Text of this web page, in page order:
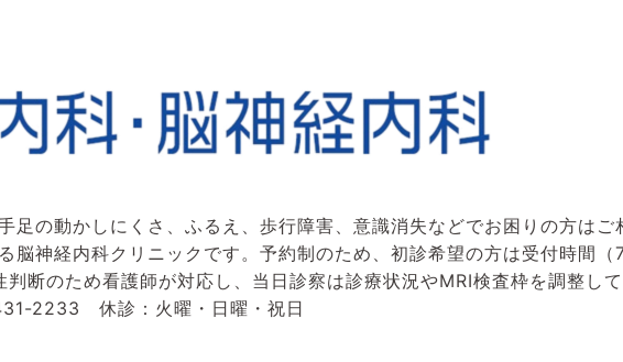
足の動かしにくさ、ふるえ、歩行障害、意識消失などでお困りの方はご
脳神経内科クリニックです。予約制のため、初診希望の方は受付時間
断のため看護師が対応し、当日診察は診療状況やMRI検査枠を調整し
2233 休診：火曜・日曜・祝日